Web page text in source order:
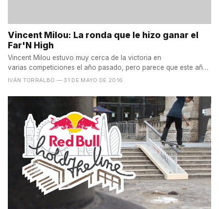
Vincent Milou: La ronda que le hizo ganar el
Far'N High
Vincent Milou estuvo muy cerca de la victoria en
varias competiciones el año pasado, pero parece que este año
está...
IVÁN TORRALBO — 31 DE MAYO DE 2016